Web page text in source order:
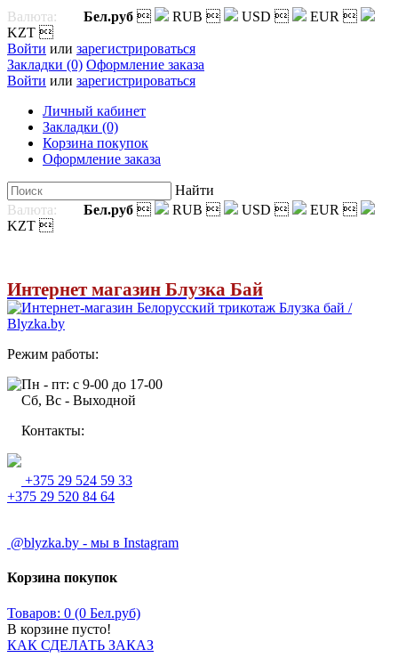
Валюта: Бел.руб  RUB  USD  EUR 
KZT 
Войти или зарегистрироваться
Закладки (0) Оформление заказа
Войти или зарегистрироваться
Личный кабинет
Закладки (0)
Корзина покупок
Оформление заказа
Найти
Валюта:
Бел.руб  RUB  USD  EUR 
KZT 
Интернет магазин Блузка Бай
Режим работы:
Пн - пт: с 9-00 до 17-00
Сб, Вс - Выходной
Контакты:
+375 29 524 59 33
+375 29 520 84 64
@blyzka.by - мы в Instagram
Корзина покупок
Товаров: 0 (0 Бел.руб)
В корзине пусто!
КАК СДЕЛАТЬ ЗАКАЗ